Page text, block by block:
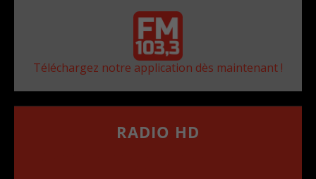
Téléchargez notre application dès maintenant !
RADIO HD